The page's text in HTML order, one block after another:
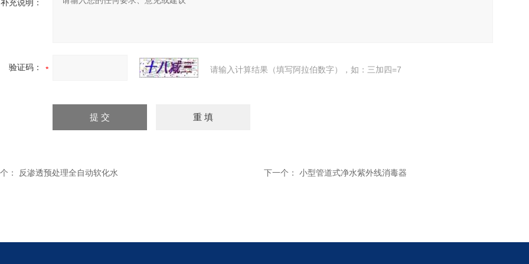
补充说明：
验证码： 请输入计算结果（填写阿拉伯数字），如：三加四=7
： 反渗透预处理全自动软化水 下一个： 小型管道式净水紫外线消毒器